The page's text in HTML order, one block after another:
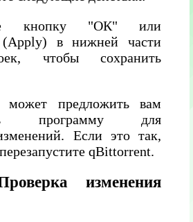
кнопку "ОК" или
в нижней части
чтобы сохранить
предложить вам
программу для
Если это так,
qBittorrent.
изменения